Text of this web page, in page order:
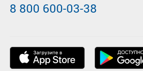
8 800 600-03-38